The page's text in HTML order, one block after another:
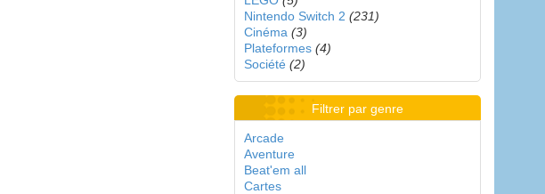
Nintendo Switch 2 (231)
Cinéma (3)
Plateformes (4)
Société (2)
Filtrer par genre
Arcade
Aventure
Beat'em all
Cartes